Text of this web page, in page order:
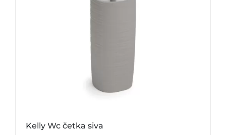
Kelly Wc četka siva